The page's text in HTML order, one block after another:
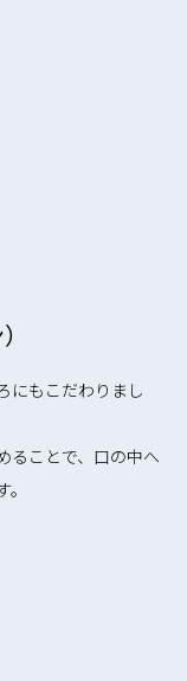
にもこだわりまし
ることで、口の中へ